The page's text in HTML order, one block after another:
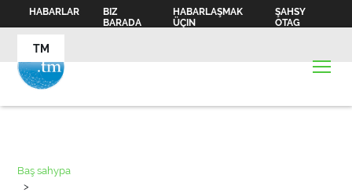
HABARLAR
BIZ
BARADA
HABARLAŞMAK
ÜÇIN
ŞAHSY
OTAG
TM
Baş sahypa
>